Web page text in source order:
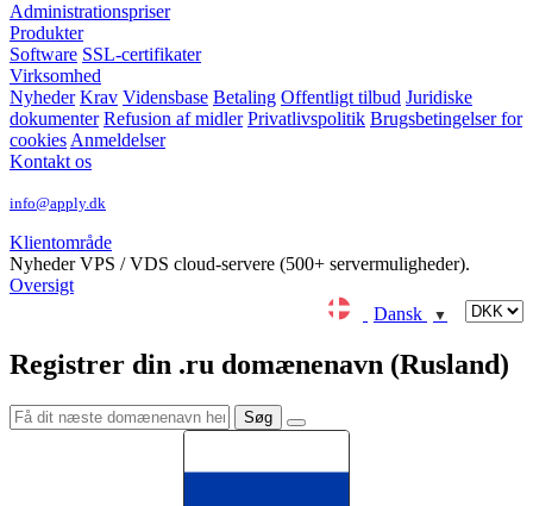
Administrationspriser
Produkter
Software SSL-certifikater
Virksomhed
Nyheder Krav Vidensbase Betaling Offentligt tilbud Juridiske
dokumenter Refusion af midler Privatlivspolitik Brugsbetingelser for
cookies Anmeldelser
Kontakt os
info@apply.dk
Klientområde
Nyheder VPS / VDS cloud-servere (500+ servermuligheder).
Oversigt
Dansk
▼
Registrer din .ru domænenavn (Rusland)